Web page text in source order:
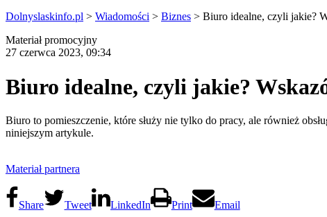
Dolnyslaskinfo.pl > Wiadomości > Biznes > Biuro idealne, czyli jakie?
Materiał promocyjny
27 czerwca 2023, 09:34
Biuro idealne, czyli jakie?
Biuro to pomieszczenie, które służy nie tylko do pracy, ale również
niniejszym artykule.
Materiał partnera
Share Tweet LinkedIn Print Email